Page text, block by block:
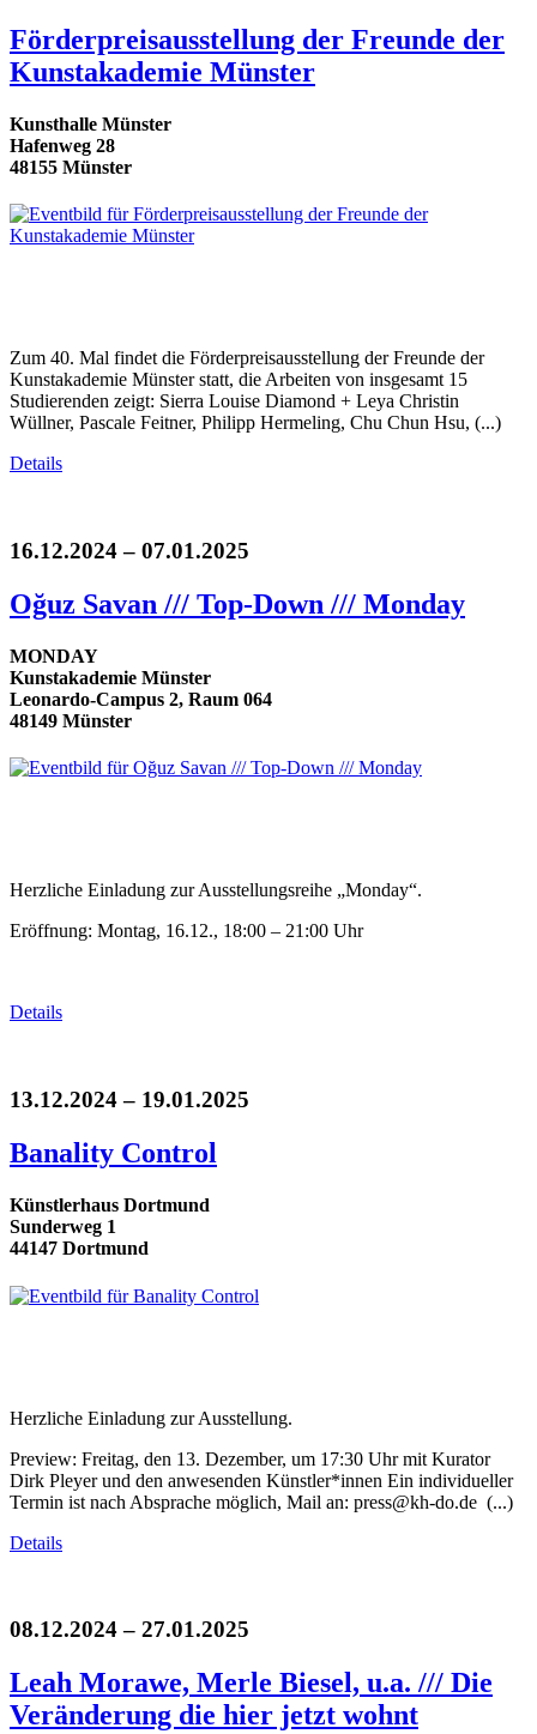
Förderpreisausstellung der Freunde der
Kunstakademie Münster
Kunsthalle Münster
Hafenweg 28
48155 Münster
Zum 40. Mal findet die Förderpreisausstellung der Freunde der
Kunstakademie Münster statt, die Arbeiten von insgesamt 15
Studierenden zeigt: Sierra Louise Diamond + Leya Christin
Wüllner, Pascale Feitner, Philipp Hermeling, Chu Chun Hsu, (...)
Details
16.12.2024 – 07.01.2025
Oğuz Savan /// Top-Down /// Monday
MONDAY
Kunstakademie Münster
Leonardo-Campus 2, Raum 064
48149 Münster
Herzliche Einladung zur Ausstellungsreihe „Monday“.
Eröffnung: Montag, 16.12., 18:00 – 21:00 Uhr
Details
13.12.2024 – 19.01.2025
Banality Control
Künstlerhaus Dortmund
Sunderweg 1
44147 Dortmund
Herzliche Einladung zur Ausstellung.
Preview: Freitag, den 13. Dezember, um 17:30 Uhr mit Kurator
Dirk Pleyer und den anwesenden Künstler*innen Ein individueller
Termin ist nach Absprache möglich, Mail an: press@kh-do.de (...)
Details
08.12.2024 – 27.01.2025
Leah Morawe, Merle Biesel, u.a. /// Die
Veränderung die hier jetzt wohnt